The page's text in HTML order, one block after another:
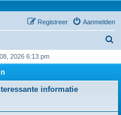
Aanmelden
Registreer
k
2026 6:13 pm
informatie